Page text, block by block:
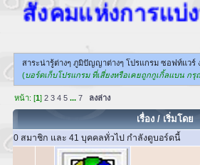
แห่งการแบ่งปันนี้จ
สาระน่ารู้ต่างๆ ภูมิปัญญาต่างๆ โปรแกรม ซอฟท์แวร์
(บอร์ดเก็บโปรแกรม ที่เสี่ยงหรือเคยถูกกูเกิ้ลแบน กรุ
หน้า: [1]2 3 4 5 ...7 ลงล่าง
เรื่อง/เริ่มโดย
0 สมาชิก และ 41 บุคคลทั่วไป กำลังดูบอร์ดนี้